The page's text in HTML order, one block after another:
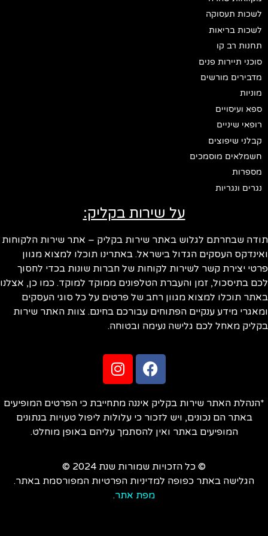
לשכות תעסוקה
לשכות בריאות
תחנות רב קו
סוכני תיירות פנים
מדבירים מורשים
מוניות
ספא ועיסויים
רופאי שיניים
קבלני שיפוצים
חשמלאים מוסמכים
מספרות
נגרים ונגריות
על שירות בקליק:
שבחרתם לגלוש באתר שירות בקליק – אתר שירות הלקוחות
העסקים הגדול בישראל. באתרינו תוכלו למצוא מגוון
יצירת קשר לשירות לקוחות של חברות שונות בכדי לחסוך
בתיסכול, זמן והעברת הטלפונים ממוקד למוקד. כמו כן, אצלנו
תוכלו למצוא מגוון רחב של פרטים על כל סוגי העסקים
מידע ענקיים הפתוחים עבורכם בחינם. צוות האתר שירות
מאחל לכם גלישה נעימה ובטוחה.
האתר שירות בקליק איננה מתחייבת כי הפרטים המופיעים
באתר הם נכונים, ויש לזכור כי עלולות ליפול טעויות בנתונים
המופיעים באתר ואין להסתמך עליהם באופן מוחלט.
© כל הזכויות שמורות שנת 2024 ©
הגלישה באתר כפופה למדיניות הפרטיות המפורסמת באתר.
מפת אתר.